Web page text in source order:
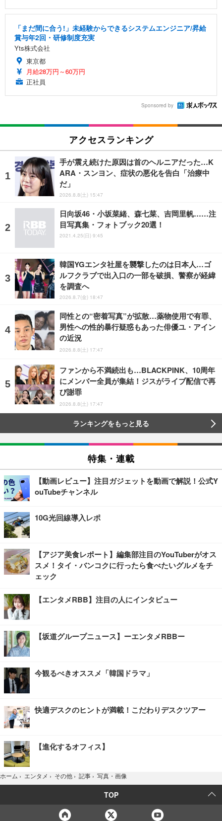
「まだ間に合う!」未経験からできるシステムエンジニア/昇給
賞与年2回・研修制度充実
Yts株式会社
東京都
月給28万円～60万円
正社員
Sponsored by
アクセスランキング
手が震え続けた原因は首のヘルニアだった…K
ARA・スンヨン、症状の悪化を告白「治療中
だ」
2026.8.8(土) 15:47
日向坂46・小坂菜緒、森七菜、吉岡里帆……注
目写真集・フォトブック20選！
2021.4.25(日) 9:45
韓国YGエンタ社屋を襲撃したのは日本人…ゴ
ルフクラブで出入口の一部を破損、警察が経緯
を調査へ
2026.8.7(金) 18:47
同性との“密着写真”が拡散…薬物使用で有罪、
男性への性的暴行疑惑もあった俳優ユ・アイン
の近況
2026.8.8(土) 17:47
ファンから不満続出も…BLACKPINK、10周年
にメンバー全員が集結！ジスがライブ配信で再
び謝罪
2026.8.8(土) 17:47
ランキングをもっと見る
特集・連載
【動画レビュー】注目ガジェットを動画で解説！公式Y
ouTubeチャンネル
10G光回線導入レポ
【アジア美食レポート】編集部注目のYouTuberがオス
スメ！タイ・バンコクに行ったら食べたいグルメをチ
ェック
【エンタメRBB】注目の人にインタビュー
【坂道グループニュース】ーエンタメRBBー
今観るべきオススメ「韓国ドラマ」
快適デスクのヒントが満載！こだわりデスクツアー
【進化するオフィス】
ホーム › エンタメ › その他 › 記事 › 写真・画像
TOP